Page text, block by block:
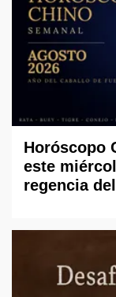
Horóscopo
este
regencia